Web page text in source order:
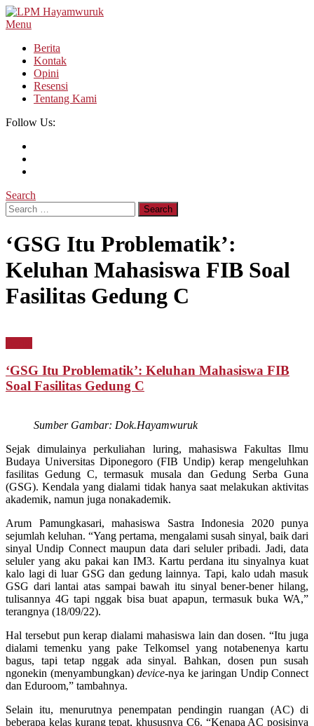
Skip
To
Menu
Berita
Kontak
Opini
Resensi
Tentang Kami
Follow Us:
Search
Search
for:
‘GSG Itu Problematik’:
Keluhan Mahasiswa FIB Soal
Fasilitas Gedung C
‘GSG Itu Problematik’: Keluhan Mahasiswa FIB
Soal Fasilitas Gedung C
Sumber Gambar: Dok.Hayamwuruk
Sejak dimulainya perkuliahan luring, mahasiswa Fakultas Ilmu
Budaya Universitas Diponegoro (FIB Undip) kerap mengeluhkan
fasilitas Gedung C, termasuk musala dan Gedung Serba Guna
(GSG). Kendala yang dialami tidak hanya saat melakukan aktivitas
akademik, namun juga nonakademik.
Arum Pamungkasari, mahasiswa Sastra Indonesia 2020 punya
sejumlah keluhan. “Yang pertama, mengalami susah sinyal, baik dari
sinyal Undip Connect maupun data dari seluler pribadi. Jadi, data
seluler yang aku pakai kan IM3. Kartu perdana itu sinyalnya kuat
kalo lagi di luar GSG dan gedung lainnya. Tapi, kalo udah masuk
GSG dari lantai atas sampai bawah itu sinyal bener-bener hilang,
tulisannya 4G tapi nggak bisa buat apapun, termasuk buka WA,”
terangnya (18/09/22).
Hal tersebut pun kerap dialami mahasiswa lain dan dosen. “Itu juga
dialami temenku yang pake Telkomsel yang notabenenya kartu
bagus, tapi tetap nggak ada sinyal. Bahkan, dosen pun susah
ngonekin (menyambungkan) device-nya ke jaringan Undip Connect
dan Eduroom,” tambahnya.
Selain itu, menurutnya penempatan pendingin ruangan (AC) di
beberapa kelas kurang tepat, khususnya C6. “Kenapa AC posisinya